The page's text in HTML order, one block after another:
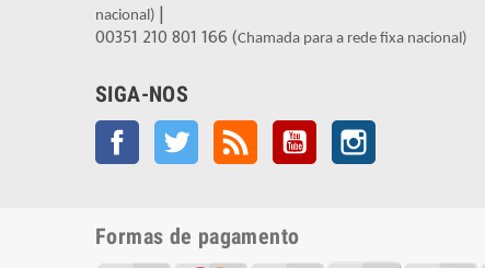
nacional) |
00351 210 801 166 (Chamada para a rede fixa nacional)
SIGA-NOS
Facebook Twitter Rss YouTube
Formas de pagamento